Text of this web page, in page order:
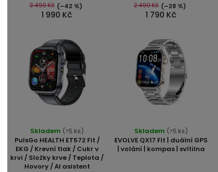
5
hvězdiček.
1 990 Kč
3 490 Kč (–42 %)
5
hvězdiček.
1 790 Kč
2 490 Kč (–28 %)
PulsGo HEALTH ET572 Fit /
EKG / Krevní tlak / Cukr v
krvi / Složky krve / Teplota /
Hovory / AI asistent
Skladem (>5 ks)
EVOLVE QX17 Fit | duální GPS
| volání | kompas | svítilna
Skladem (>5 ks)